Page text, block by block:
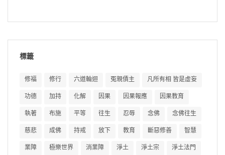
標籤
修福 修行 六道輪迴 冤親債主 凡所有相 皆是虛妄
功德 加持 化解 因果 因果報應 因果教育
執著 布施 平等 往生 忍辱 念佛 念佛往生
慈悲 成佛 持戒 放下 教育 斷惡修善 智慧
業障 極樂世界 消業障 淨土 淨土宗 淨土法門